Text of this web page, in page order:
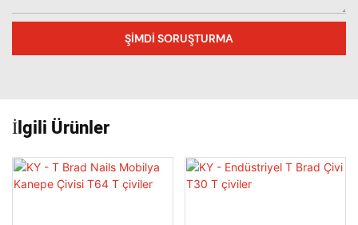
ŞIMDI SORUŞTURMA
İlgili Ürünler